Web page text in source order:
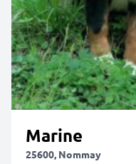
Marine
25600, Nommay